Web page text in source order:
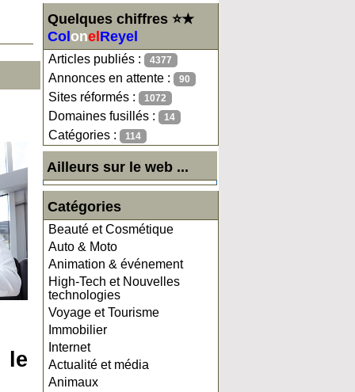
Quelques chiffres ⭐★
Col onel Reyel
Articles publiés : 4377
Annonces en attente : 90
Sites réformés : 1072
Domaines fusillés : 14
Catégories : 114
Ailleurs sur le web ...
Catégories
Beauté et Cosmétique
Auto & Moto
Animation & événement
High-Tech et Nouvelles
technologies
Voyage et Tourisme
Immobilier
Internet
Actualité et média
Animaux
le